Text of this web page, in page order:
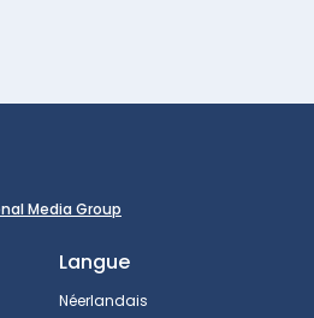
Media Group
Langue
Néerlandais